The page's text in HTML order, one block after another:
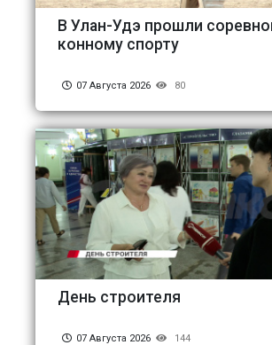
В Улан-Удэ прошли
конному спорту
07 Августа 2026 80
День строителя
07 Августа 2026 144